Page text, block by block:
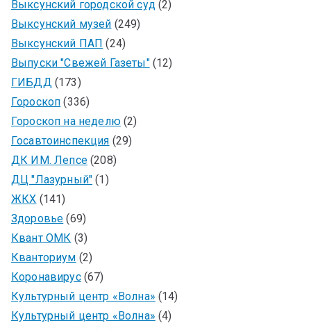
Выксунский городской суд (2)
Выксунский музей (249)
Выксунский ПАП (24)
Выпуски "Свежей Газеты"(12)
ГИБДД (173)
Гороскоп (336)
Гороскоп на неделю(2)
Госавтоинспекция (29)
ДК ИМ. Лепсе(208)
ДЦ "Лазурный" (1)
ЖКХ (141)
Здоровье (69)
Квант ОМК (3)
Кванториум (2)
Коронавирус(67)
Культурный центр «Волна» (14)
Культурный центр «Волна» (4)